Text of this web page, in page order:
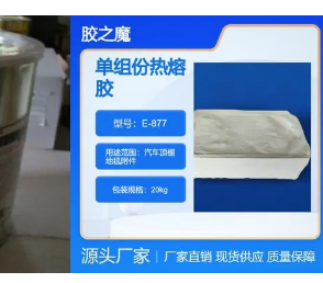
≥18MPa）决定抗冲击能力
水性（≤0.2%）阻挡电解质渗透
金属管道形成阴极保护
致2年内出现阴极剥离
带若施工温度低于5℃，反而容易产生气泡
性更好，但柔韧性不如聚乙烯